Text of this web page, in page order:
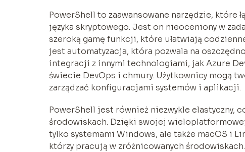
PowerShell to zaawansowane narzędzie, które
języka skryptowego. Jest on nieoceniony w
szeroką gamę funkcji, które ułatwiają
jest automatyzacja, która pozwala na
integracji z innymi technologiami, jak Azure
świecie DevOps i chmury. Użytkownicy mogą
zarządzać konfiguracjami systemów i aplikacji.
PowerShell jest również niezwykle elastyczny,
środowiskach. Dzięki swojej
tylko systemami Windows, ale także macOS i
którzy pracują w zróżnicowanych